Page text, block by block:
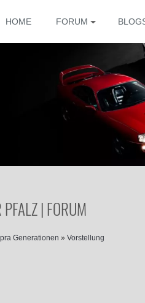
HOME FORUM
| FORUM
Generationen » Vorstellung